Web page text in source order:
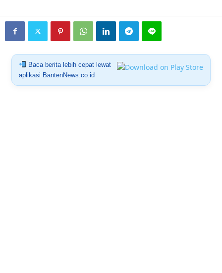
Baca berita lebih cepat lewat
aplikasi BantenNews.co.id